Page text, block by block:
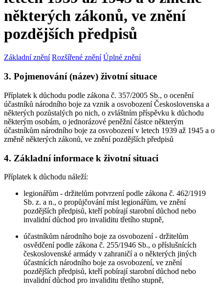
některých zákonů, ve znění
pozdějších předpisů
Základní znění Rozšířené znění Úplné znění
3. Pojmenování (název) životní situace
Příplatek k důchodu podle zákona č. 357/2005 Sb., o ocenění
účastníků národního boje za vznik a osvobození Československa a
některých pozůstalých po nich, o zvláštním příspěvku k důchodu
některým osobám, o jednorázové peněžní částce některým
účastníkům národního boje za osvobození v letech 1939 až 1945 a o
změně některých zákonů, ve znění pozdějších předpisů
4. Základní informace k životní situaci
Příplatek k důchodu náleží:
legionářům - držitelům potvrzení podle zákona č. 462/1919
Sb. z. a n., o propůjčování míst legionářům, ve znění
pozdějších předpisů, kteří pobírají starobní důchod nebo
invalidní důchod pro invaliditu třetího stupně,
účastníkům národního boje za osvobození - držitelům
osvědčení podle zákona č. 255/1946 Sb., o příslušnících
československé armády v zahraničí a o některých jiných
účastnících národního boje za osvobození, ve znění
pozdějších předpisů, kteří pobírají starobní důchod nebo
invalidní důchod pro invaliditu třetího stupně,